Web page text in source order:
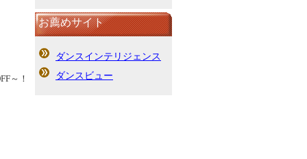
～！
お薦めサイト
ダンスインテリジェンス
ダンスビュー